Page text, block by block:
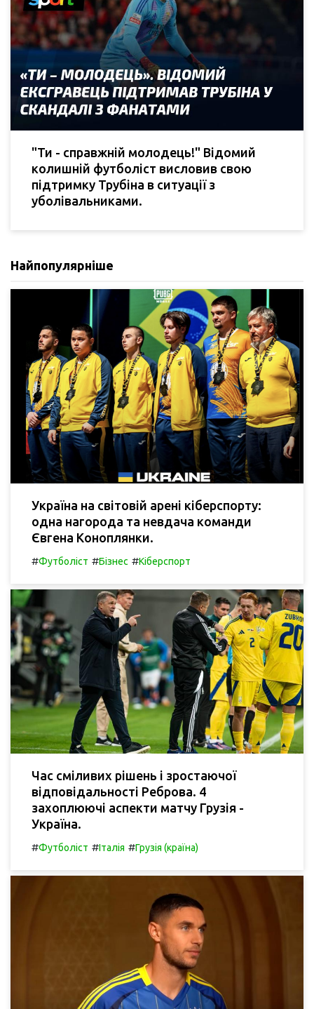
"Ти - справжній молодець!" Відомий
колишній футболіст висловив свою
підтримку Трубіна в ситуації з
уболівальниками.
Найпопулярніше
Україна на світовій арені кіберспорту:
одна нагорода та невдача команди
Євгена Коноплянки.
#Футболіст #Бізнес #Кіберспорт
Час сміливих рішень і зростаючої
відповідальності Реброва. 4
захоплюючі аспекти матчу Грузія -
Україна.
#Футболіст #Італія #Грузія (країна)